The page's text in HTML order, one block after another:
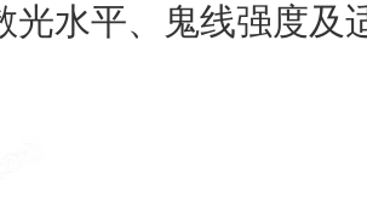
光水平、鬼线强度及